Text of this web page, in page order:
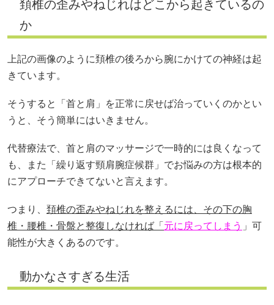
頚椎の歪みやねじれはどこから起きているの
か
上記の画像のように頚椎の後ろから腕にかけての神経は起
きています。
そうすると「首と肩」を正常に戻せば治っていくのかとい
うと、そう簡単にはいきません。
代替療法で、首と肩のマッサージで一時的には良くなって
も、また「繰り返す頸肩腕症候群」でお悩みの方は根本的
にアプローチできてないと言えます。
つまり、 頚椎の歪みやねじれを整えるには、その下の胸
椎・腰椎・骨盤と整復しなければ「 元に戻ってしまう 」可
能性が大きくあるのです。
動かなさすぎる生活